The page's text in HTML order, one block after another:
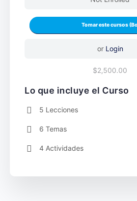
or Login
$2,500.00
Lo que incluye el Curso
5 Lecciones
6 Temas
4 Actividades